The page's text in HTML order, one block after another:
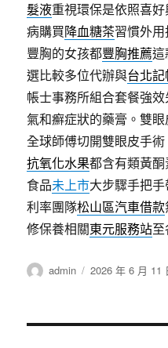
髮液重視環保是依照喜
病購買降血糖茶習慣外
豐胸的女孩都豐胸推薦
選比較多位代辦與台北
帳士事務所組合套餐強效
氣和癬症狀的藥膏。雙
全球師傅切開雙眼皮手
抗氧化水果都含有類黃
食品未上市大步驟手把
利率團隊松山區汽車借款
修保養相關東元服務站
作
admin
發
2026 年 6 月 11